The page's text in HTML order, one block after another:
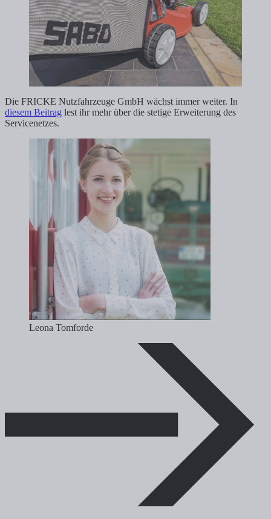
Die FRICKE Nutzfahrzeuge GmbH wächst immer weiter. In
diesem Beitrag lest ihr mehr über die stetige Erweiterung des
Servicenetzes.
Leona Tomforde